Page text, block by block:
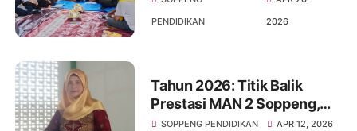
Kemah Survival
PENDIDIKAN
2026
Tahun 2026: Titik Balik
Prestasi MAN 2 Soppeng,
Loloskan Siswa Terbanyak
SOPPENG PENDIDIKAN APR 12, 2026